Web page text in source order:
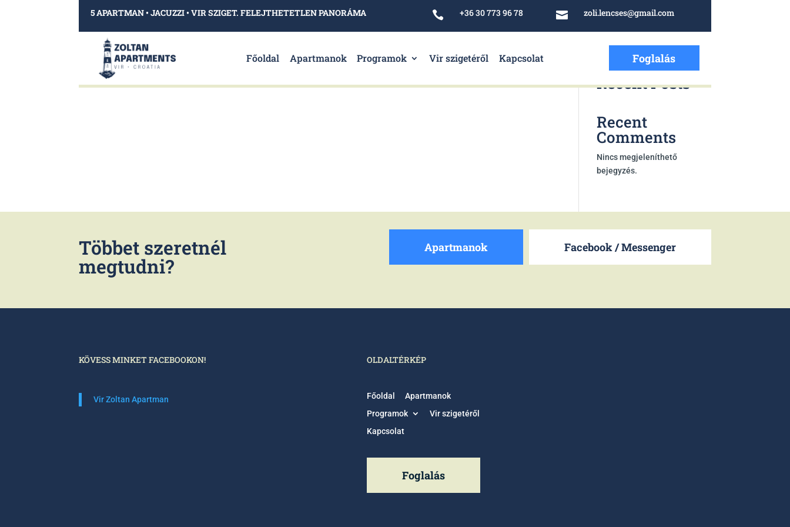
5 APARTMAN • JACUZZI • VIR SZIGET. FELEJTHETETLEN PANORÁMA  +36 30 773 96 78  zoli.lencses@gmail.com
Főoldal Apartmanok Programok Vir szigetéről Kapcsolat Foglalás
Booking Cancellation Keresés
Recent Posts
Recent
Comments
Nincs megjeleníthető
bejegyzés.
Többet szeretnél
megtudni?
Apartmanok Facebook / Messenger
KÖVESS MINKET FACEBOOKON!
Vir Zoltan Apartman
OLDALTÉRKÉP
Főoldal
Apartmanok
Programok
Vir szigetéről
Kapcsolat
Foglalás